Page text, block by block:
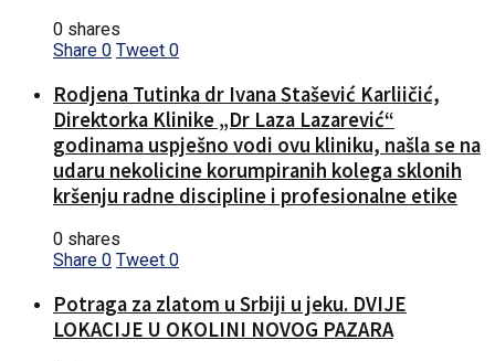
0 shares
Share 0 Tweet 0
Rodjena Tutinka dr Ivana Stašević Karliičić,
Direktorka Klinike „Dr Laza Lazarević“
godinama uspješno vodi ovu kliniku, našla se na
udaru nekolicine korumpiranih kolega sklonih
kršenju radne discipline i profesionalne etike
0 shares
Share 0 Tweet 0
Potraga za zlatom u Srbiji u jeku. DVIJE
LOKACIJE U OKOLINI NOVOG PAZARA